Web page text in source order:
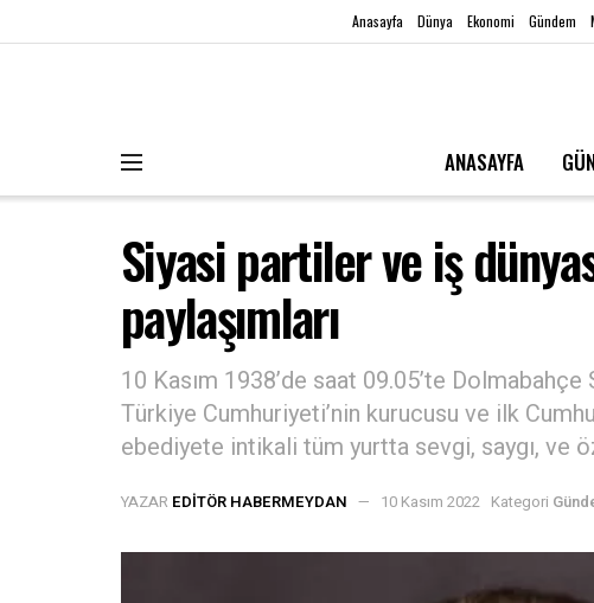
Anasayfa Dünya Ekonomi Gündem
ANASAYFA
Siyasi partiler ve iş
paylaşımları
10 Kasım 1938’de saat 09.05’te Dolmabahçe
Türkiye Cumhuriyeti’nin kurucusu ve ilk
ebediyete intikali tüm yurtta sevgi, saygı, ve
YAZAR EDITÖR HABERMEYDAN 10 Kasım 2022 Kategori